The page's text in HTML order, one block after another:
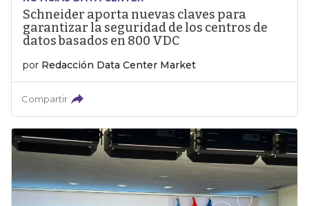
Schneider aporta nuevas claves para
garantizar la seguridad de los centros de
datos basados en 800 VDC
por Redacción Data Center Market
Compartir